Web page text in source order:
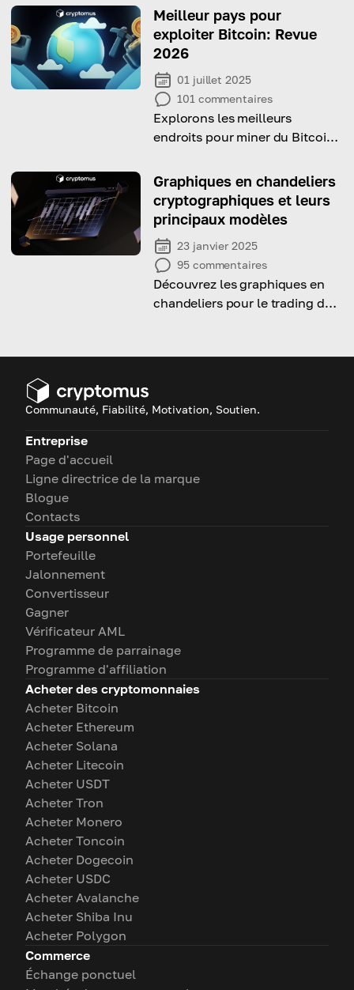
Meilleur pays pour
exploiter Bitcoin: Revue
2026
01 juillet 2025
101 commentaires
Explorons les meilleurs
endroits pour miner du Bitcoin
intéressants à ce sujet
Graphiques en chandeliers
cryptographiques et leurs
principaux modèles
23 janvier 2025
95 commentaires
Découvrez les graphiques en
chandeliers pour le trading de
repérer efficacement les
Communauté, Fiabilité, Motivation, Soutien.
Entreprise
Page d'accueil
Ligne directrice de la marque
Blogue
Contacts
Usage personnel
Portefeuille
Jalonnement
Convertisseur
Gagner
Vérificateur AML
Programme de parrainage
Programme d'affiliation
Acheter des cryptomonnaies
Acheter Bitcoin
Acheter Ethereum
Acheter Solana
Acheter Litecoin
Acheter USDT
Acheter Tron
Acheter Monero
Acheter Toncoin
Acheter Dogecoin
Acheter USDC
Acheter Avalanche
Acheter Shiba Inu
Acheter Polygon
Commerce
Échange ponctuel